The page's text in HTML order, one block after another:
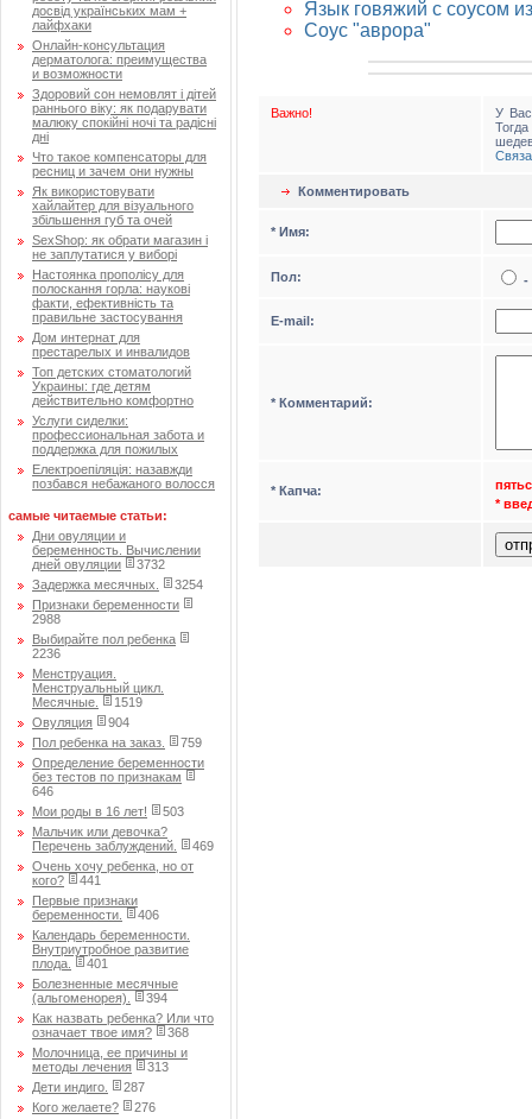
досвід українських мам +
лайфхаки
Онлайн-консультация
дерматолога: преимущества
и возможности
Здоровий сон немовлят і дітей
раннього віку: як подарувати
малюку спокійні ночі та радісні
дні
Что такое компенсаторы для
ресниц и зачем они нужны
Як використовувати
хайлайтер для візуального
збільшення губ та очей
SexShop: як обрати магазин і
не заплутатися у виборі
Настоянка прополісу для
полоскання горла: наукові
факти, ефективність та
правильне застосування
Дом интернат для
престарелых и инвалидов
Топ детских стоматологий
Украины: где детям
действительно комфортно
Услуги сиделки:
профессиональная забота и
поддержка для пожилых
Електроепіляція: назавжди
позбався небажаного волосся
самые читаемые статьи:
Дни овуляции и
беременность. Вычислении
дней овуляции
3732
Задержка месячных.
3254
Признаки беременности
2988
Выбирайте пол ребенка
2236
Менструация.
Менструальный цикл.
Месячные.
1519
Овуляция
904
Пол ребенка на заказ.
759
Определение беременности
без тестов по признакам
646
Мои роды в 16 лет!
503
Мальчик или девочка?
Перечень заблуждений.
469
Очень хочу ребенка, но от
кого?
441
Первые признаки
беременности.
406
Календарь беременности.
Внутриутробное развитие
плода.
401
Болезненные месячные
(альгоменорея).
394
Как назвать ребенка? Или что
означает твое имя?
368
Молочница, ее причины и
методы лечения
313
Дети индиго.
287
Кого желаете?
276
Язык говяжий с соусом
Соус "аврора"
Важно!
У Вас
Комментировать
* Имя:
Пол: -
Е-mail:
* Комментарий:
* Капча:
*